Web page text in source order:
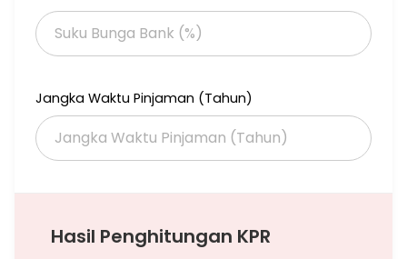
Jangka Waktu Pinjaman (Tahun)
Hasil Penghitungan KPR